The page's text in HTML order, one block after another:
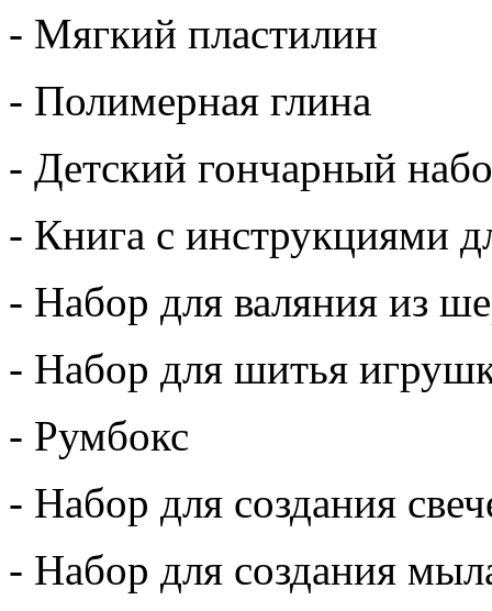
- Мягкий пластилин
- Полимерная глина
- Детский гончарный
- Книга с инструкциями
- Набор для валяния из
- Набор для шитья
- Румбокс
- Набор для создания
- Набор для создания